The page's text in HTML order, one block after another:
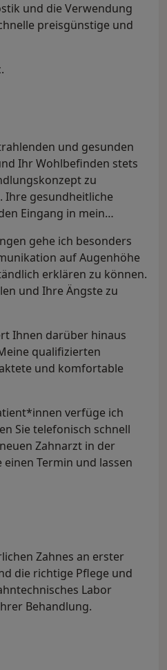
und die Verwendung
preisgünstige und
und gesunden
Ihr Wohlbefinden stets
zu
Ihre gesundheitliche
Eingang in mein
gehe ich besonders
auf Augenhöhe
erklären zu können.
und Ihre Ängste zu
Ihnen darüber hinaus
qualifizierten
und komfortable
verfüge ich
Sie telefonisch schnell
Zahnarzt in der
Termin und lassen
Zahnes an erster
die richtige Pflege und
Labor
Behandlung.